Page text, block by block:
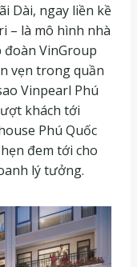
Dài, ngay liền kề
– là mô hình nhà
VinGroup
vẹn trong quần
Vinpearl Phú
khách tới
Phú Quốc
đem tới cho
lý tưởng.